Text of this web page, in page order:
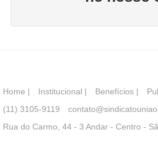
Home | Institucional | Benefícios |
(11) 3105-9119
Rua do Carmo, 44 - 3 Andar - Centro -